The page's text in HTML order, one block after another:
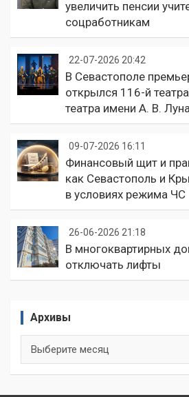
увеличить пенсии
соцработникам
22-07-2026 20:42
В Севастополе
открылся 116-й
театра имени А. В.
09-07-2026 16:11
Финансовый щит и
как Севастополь и
в условиях режима ЧС
26-06-2026 21:18
В многоквартирных
отключать лифты
Архивы